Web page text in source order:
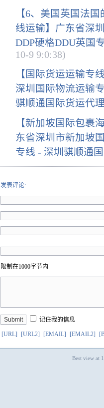
【6、美国英国法
线运输】广东省深
DDP硬格DDU英国
10-9 9:0:38)
【国际货运运输专
深圳国际物流运输
骐顺通国际货运代
【新加坡国际包裹
东省深圳市新加坡
专线 - 深圳骐顺通
发表评论:
限制在1000字节内
记住我的信息
[URL] [URL2] [EMAIL] [EMAIL2]
Best view at